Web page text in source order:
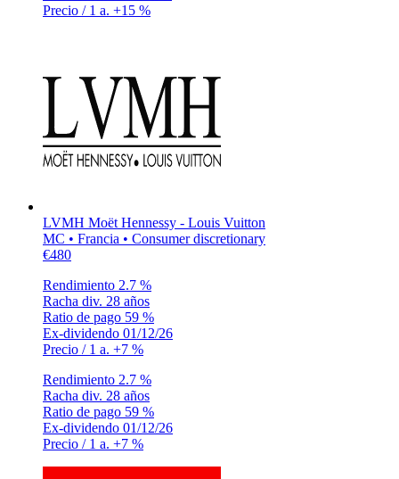
Precio / 1 a. +15 %
LVMH Moët Hennessy - Louis Vuitton
MC • Francia • Consumer discretionary
€480
Rendimiento 2.7 %
Racha div. 28 años
Ratio de pago 59 %
Ex-dividendo 01/12/26
Precio / 1 a. +7 %
Rendimiento 2.7 %
Racha div. 28 años
Ratio de pago 59 %
Ex-dividendo 01/12/26
Precio / 1 a. +7 %